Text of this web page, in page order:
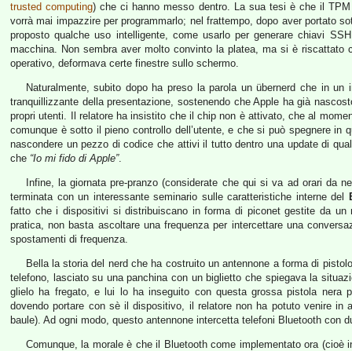
trusted computing) che ci hanno messo dentro. La sua tesi è che il
vorrà mai impazzire per programmarlo; nel frattempo, dopo aver portato
proposto qualche uso intelligente, come usarlo per generare chiavi
macchina. Non sembra aver molto convinto la platea, ma si è
operativo, deformava certe finestre sullo schermo.
Naturalmente, subito dopo ha preso la parola un übernerd che in
tranquillizzante della presentazione, sostenendo che Apple ha già
propri utenti. Il relatore ha insistito che il chip non è attivato, che al
comunque è sotto il pieno controllo dell’utente, e che si può spegnere
nascondere un pezzo di codice che attivi il tutto dentro una update di
che “Io mi fido di Apple”.
Infine, la giornata pre-pranzo (considerate che qui si va ad orari da
terminata con un interessante seminario sulle caratteristiche interne del
fatto che i dispositivi si distribuiscano in forma di piconet gestite da
pratica, non basta ascoltare una frequenza per intercettare una
spostamenti di frequenza.
Bella la storia del nerd che ha costruito un antennone a forma di
telefono, lasciato su una panchina con un biglietto che spiegava la
glielo ha fregato, e lui lo ha inseguito con questa grossa pistola nera
dovendo portare con sè il dispositivo, il relatore non ha potuto venire
baule). Ad ogni modo, questo antennone intercetta telefoni Bluetooth con
Comunque, la morale è che il Bluetooth come implementato ora